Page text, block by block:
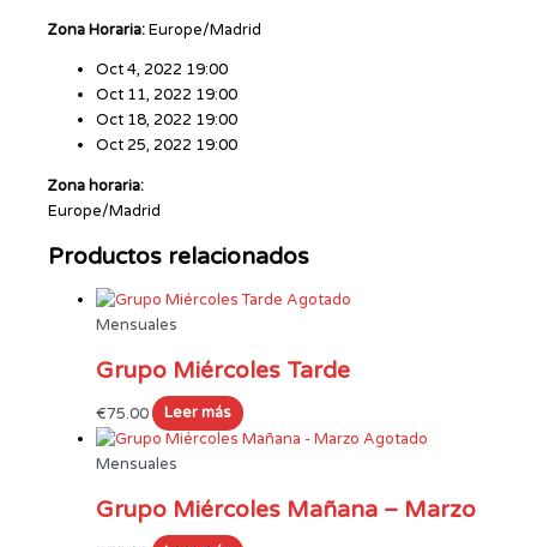
Zona Horaria:Europe/Madrid
Oct 4, 2022 19:00
Oct 11, 2022 19:00
Oct 18, 2022 19:00
Oct 25, 2022 19:00
Zona horaria:
Europe/Madrid
Productos relacionados
Agotado
Mensuales
Grupo Miércoles Tarde
€75.00
Leer más
Agotado
Mensuales
Grupo Miércoles Mañana – Marzo